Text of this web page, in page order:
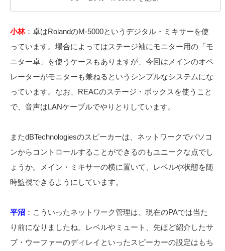
小林：卓はRolandのM-5000というデジタル・ミキサーを使
っています。場合によってはステージ袖にモニター用の「モ
ニター卓」を使うケースもありますが、今回はメインのオペ
レーターがモニターも兼ねるというシンプルなシステムにな
っています。なお、REACのステージ・ボックスを使うこと
で、音声はLANケーブルでやりとりしています。
またdBTechnologiesのスピーカーは、ネットワークでパソコ
ンからコントロールすることができるのもユニークな点でし
ょうか。メイン・ミキサーの横に置いて、レベルや状態を随
時監視できるようにしています。
平沼 ： こういったネットワーク管理は、現在のPAでは当た
り前になりましたね。レベルやミュート、先ほど紹介したサ
ブ・ウーファーのディレイといったスピーカーの設定はもち